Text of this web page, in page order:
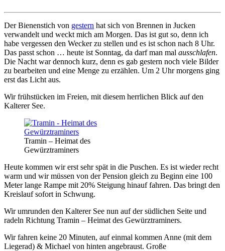
Der Bienenstich von gestern hat sich von Brennen in Jucken
verwandelt und weckt mich am Morgen. Das ist gut so, denn ich
habe vergessen den Wecker zu stellen und es ist schon nach 8 Uhr.
Das passt schon … heute ist Sonntag, da darf man mal ausschlafen.
Die Nacht war dennoch kurz, denn es gab gestern noch viele Bilder
zu bearbeiten und eine Menge zu erzählen. Um 2 Uhr morgens ging
erst das Licht aus.
Wir frühstücken im Freien, mit diesem herrlichen Blick auf den
Kalterer See.
Tramin – Heimat des
Gewürztraminers
Heute kommen wir erst sehr spät in die Puschen. Es ist wieder recht
warm und wir müssen von der Pension gleich zu Beginn eine 100
Meter lange Rampe mit 20% Steigung hinauf fahren. Das bringt den
Kreislauf sofort in Schwung.
Wir umrunden den Kalterer See nun auf der südlichen Seite und
radeln Richtung Tramin – Heimat des Gewürztraminers.
Wir fahren keine 20 Minuten, auf einmal kommen Anne (mit dem
Liegerad) & Michael von hinten angebraust. Große